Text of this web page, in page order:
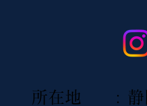
所在地 : 静